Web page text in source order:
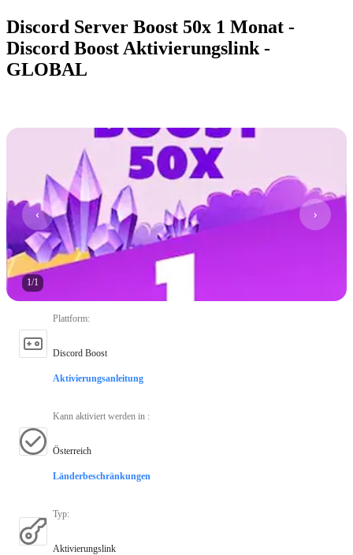
Discord Server Boost 50x 1 Monat -
Discord Boost Aktivierungslink -
GLOBAL
1/1
Plattform:
Discord Boost
Aktivierungsanleitung
Kann aktiviert werden in :
Österreich
Länderbeschränkungen
Typ:
Aktivierungslink